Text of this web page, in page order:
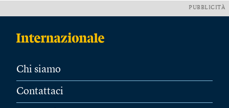
PUBBLICITÀ
Chi siamo
Contattaci